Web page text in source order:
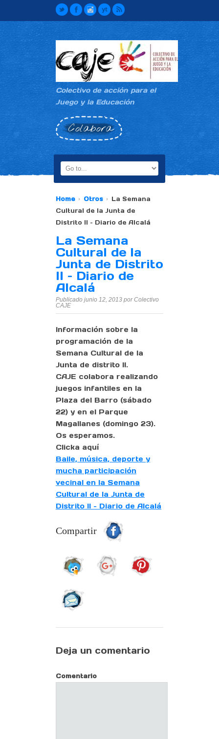
Colectivo de acción para el
Juego y la Educación
Colabora
Home Otros
La Semana
Cultural de la Junta de
Distrito II – Diario de Alcalá
La Semana
Cultural de la
Junta de Distrito
II – Diario de
Alcalá
Publicado junio 12, 2013 por Colectivo
CAJE
Información sobre la
programación de la
Semana Cultural de la
Junta de distrito II.
CAJE colabora realizando
juegos infantiles en la
Plaza del Barro (sábado
22) y en el Parque
Magallanes (domingo 23).
Os esperamos.
Clicka aquí
Baile, música, deporte y
mucha participación
vecinal en la Semana
Cultural de la Junta de
Distrito II – Diario de Alcalá
Compartir
Deja un comentario
Comentario